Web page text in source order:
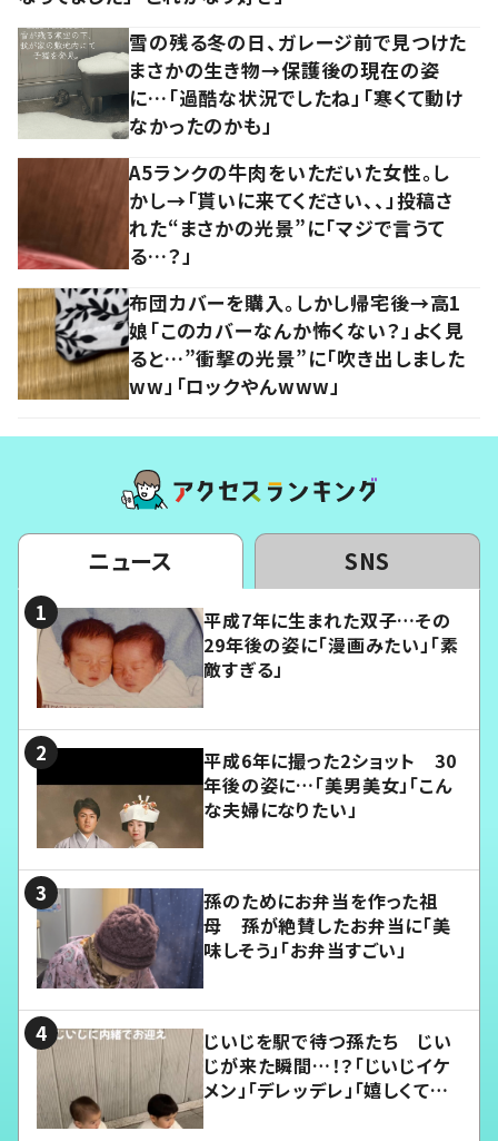
雪の残る冬の日、ガレージ前で見つけた
まさかの生き物→保護後の現在の姿
に…「過酷な状況でしたね」「寒くて動け
なかったのかも」
A5ランクの牛肉をいただいた女性。し
かし→「貰いに来てください、、」投稿さ
れた“まさかの光景”に「マジで言うて
る…？」
布団カバーを購入。しかし帰宅後→高1
娘「このカバーなんか怖くない？」よく見
ると…”衝撃の光景”に「吹き出しました
ww」「ロックやんwww」
ニュース SNS
平成7年に生まれた双子…その
29年後の姿に「漫画みたい」「素
敵すぎる」
平成6年に撮った2ショット 30
年後の姿に…「美男美女」「こん
な夫婦になりたい」
孫のためにお弁当を作った祖
母 孫が絶賛したお弁当に「美
味しそう」「お弁当すごい」
じいじを駅で待つ孫たち じい
じが来た瞬間…！？「じいじイケ
メン」「デレッデレ」「嬉しくて可